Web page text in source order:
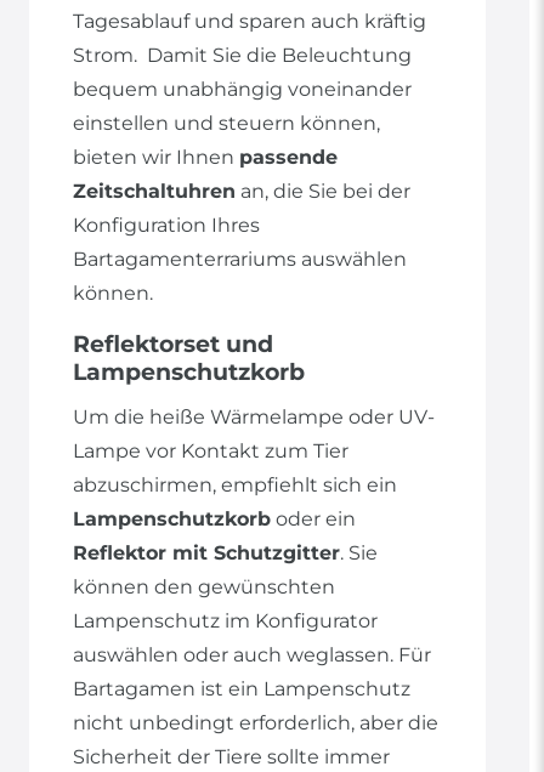
Tagesablauf und sparen auch kräftig
Strom. Damit Sie die Beleuchtung
bequem unabhängig voneinander
einstellen und steuern können,
bieten wir Ihnen passende
Zeitschaltuhren an, die Sie bei der
Konfiguration Ihres
Bartagamenterrariums auswählen
können.
Reflektorset und
Lampenschutzkorb
Um die heiße Wärmelampe oder UV-
Lampe vor Kontakt zum Tier
abzuschirmen, empfiehlt sich ein
Lampenschutzkorb oder ein
Reflektor mit Schutzgitter. Sie
können den gewünschten
Lampenschutz im Konfigurator
auswählen oder auch weglassen. Für
Bartagamen ist ein Lampenschutz
nicht unbedingt erforderlich, aber die
Sicherheit der Tiere sollte immer